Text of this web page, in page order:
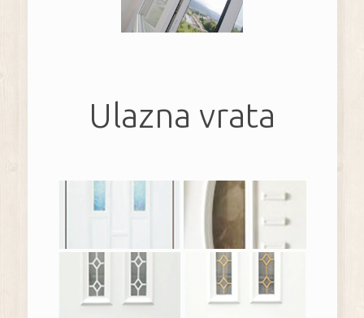
Ulazna vrata